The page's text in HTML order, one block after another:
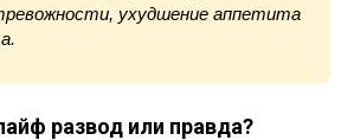
ухудшение аппетита
развод или правда?